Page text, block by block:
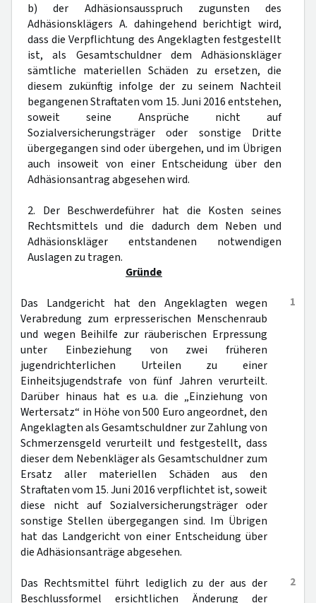
b) der Adhäsionsausspruch zugunsten des
Adhäsionsklägers A. dahingehend berichtigt wird,
dass die Verpflichtung des Angeklagten festgestellt
ist, als Gesamtschuldner dem Adhäsionskläger
sämtliche materiellen Schäden zu ersetzen, die
diesem zukünftig infolge der zu seinem Nachteil
begangenen Straftaten vom 15. Juni 2016 entstehen,
soweit seine Ansprüche nicht auf
Sozialversicherungsträger oder sonstige Dritte
übergegangen sind oder übergehen, und im Übrigen
auch insoweit von einer Entscheidung über den
Adhäsionsantrag abgesehen wird.
2. Der Beschwerdeführer hat die Kosten seines
Rechtsmittels und die dadurch dem Neben und
Adhäsionskläger entstandenen notwendigen
Auslagen zu tragen.
Gründe
1
Das Landgericht hat den Angeklagten wegen
Verabredung zum erpresserischen Menschenraub
und wegen Beihilfe zur räuberischen Erpressung
unter Einbeziehung von zwei früheren
jugendrichterlichen Urteilen zu einer
Einheitsjugendstrafe von fünf Jahren verurteilt.
Darüber hinaus hat es u.a. die „Einziehung von
Wertersatz“ in Höhe von 500 Euro angeordnet, den
Angeklagten als Gesamtschuldner zur Zahlung von
Schmerzensgeld verurteilt und festgestellt, dass
dieser dem Nebenkläger als Gesamtschuldner zum
Ersatz aller materiellen Schäden aus den
Straftaten vom 15. Juni 2016 verpflichtet ist, soweit
diese nicht auf Sozialversicherungsträger oder
sonstige Stellen übergegangen sind. Im Übrigen
hat das Landgericht von einer Entscheidung über
die Adhäsionsanträge abgesehen.
2
Das Rechtsmittel führt lediglich zu der aus der
Beschlussformel ersichtlichen Änderung der